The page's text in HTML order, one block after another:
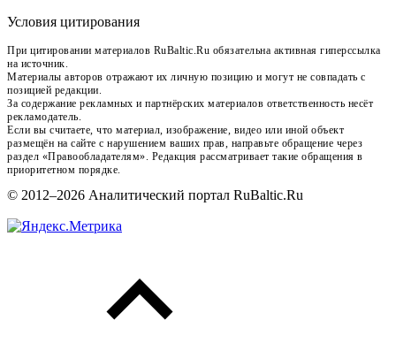
Условия цитирования
При цитировании материалов RuBaltic.Ru обязательна активная гиперссылка
на источник.
Материалы авторов отражают их личную позицию и могут не совпадать с
позицией редакции.
За содержание рекламных и партнёрских материалов ответственность несёт
рекламодатель.
Если вы считаете, что материал, изображение, видео или иной объект
размещён на сайте с нарушением ваших прав, направьте обращение через
раздел «Правообладателям». Редакция рассматривает такие обращения в
приоритетном порядке.
© 2012–2026 Аналитический портал RuBaltic.Ru